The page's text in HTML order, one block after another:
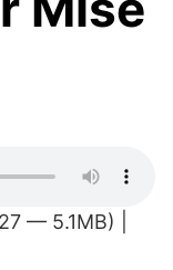
— 5.1MB) |